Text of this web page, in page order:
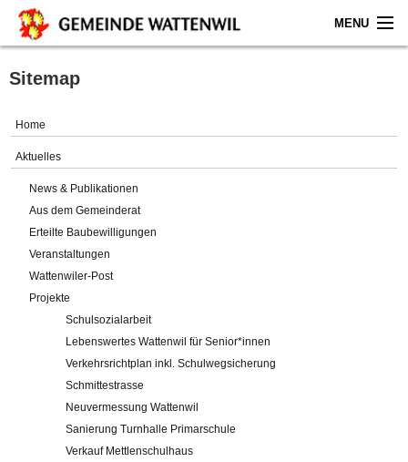
MENU
Home
Gemeinde
Verwaltung
Online-Service
Impressum
Sitemap
Home
Aktuelles
News & Publikationen
Aus dem Gemeinderat
Erteilte Baubewilligungen
Veranstaltungen
Wattenwiler-Post
Projekte
Schulsozialarbeit
Lebenswertes Wattenwil für Senior*innen
Verkehrsrichtplan inkl. Schulwegsicherung
Schmittestrasse
Neuvermessung Wattenwil
Sanierung Turnhalle Primarschule
Verkauf Mettlenschulhaus